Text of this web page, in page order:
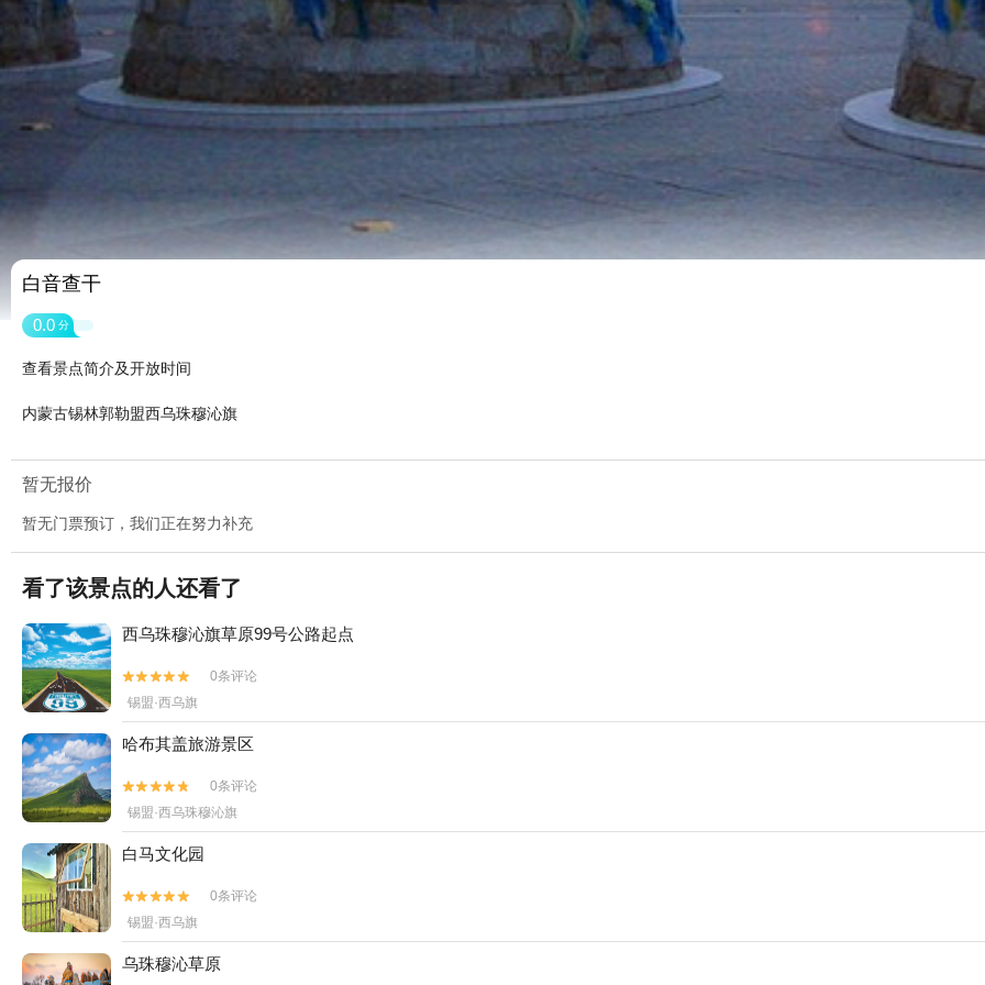
白音查干
0.0 分
查看景点简介及开放时间
内蒙古锡林郭勒盟西乌珠穆沁旗
暂无报价
暂无门票预订，我们正在努力补充
看了该景点的人还看了
西乌珠穆沁旗草原99号公路起点


0条评论
锡盟·西乌旗
哈布其盖旅游景区


0条评论
锡盟·西乌珠穆沁旗
白马文化园


0条评论
锡盟·西乌旗
乌珠穆沁草原